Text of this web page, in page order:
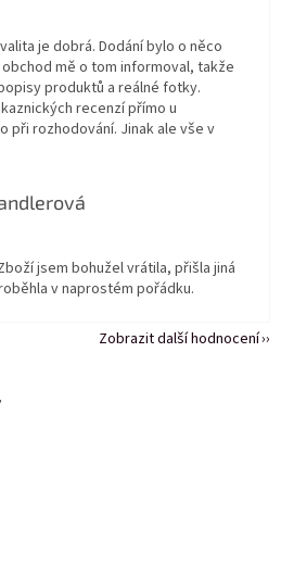
je 5 z 5 hvězdiček.
je dobrá. Dodání bylo o něco
mě o tom informoval, takže
produktů a reálné fotky.
recenzí přímo u
při rozhodování. Jinak ale vše v
je 5 z 5 hvězdiček.
jsem bohužel vrátila, přišla jiná
v naprostém pořádku.
Zobrazit další hodnocení